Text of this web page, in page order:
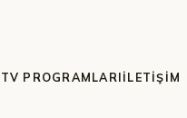
TV PROGRAMLARIİLETIŞIM